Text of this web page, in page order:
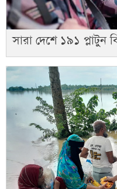
সারা দেশে ১৯১ প্লাটুন